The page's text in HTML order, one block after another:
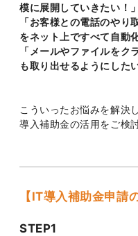
模に展開していきたい！」
「お客様との電話のや
をネット上ですべて自動
「メールやファイルを
も取り出せるようにした
こういったお悩みを解決
導入補助金の活用をご検
【IT導入補助金申請
STEP1